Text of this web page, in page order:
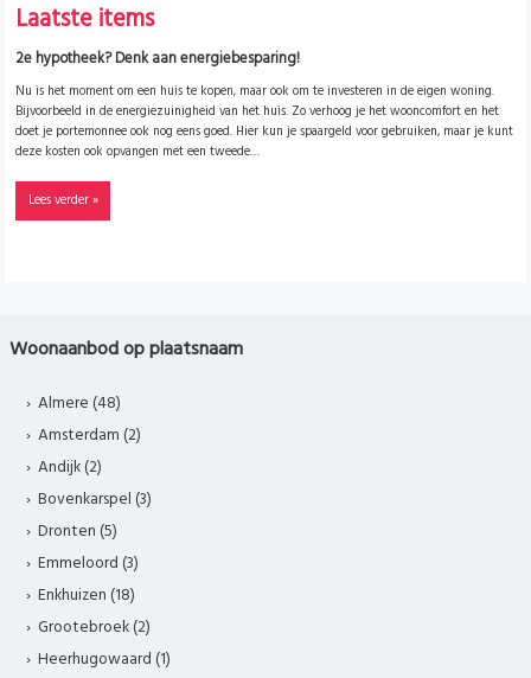
Laatste items
2e hypotheek? Denk aan energiebesparing!
Nu is het moment om een huis te kopen, maar ook om te investeren in de eigen woning.
Bijvoorbeeld in de energiezuinigheid van het huis. Zo verhoog je het wooncomfort en het
doet je portemonnee ook nog eens goed. Hier kun je spaargeld voor gebruiken, maar je kunt
deze kosten ook opvangen met een tweede…
Lees verder »
Woonaanbod op plaatsnaam
Almere (48)
Amsterdam (2)
Andijk (2)
Bovenkarspel (3)
Dronten (5)
Emmeloord (3)
Enkhuizen (18)
Grootebroek (2)
Heerhugowaard (1)